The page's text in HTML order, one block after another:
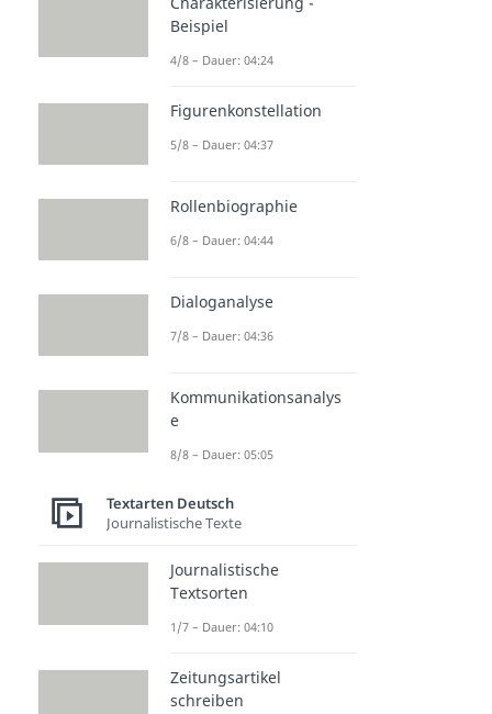
Beispiel
4/8 – Dauer: 04:24
Figurenkonstellation
5/8 – Dauer: 04:37
Rollenbiographie
6/8 – Dauer: 04:44
Dialoganalyse
7/8 – Dauer: 04:36
Kommunikationsanalys
e
8/8 – Dauer: 05:05
Textarten Deutsch
Journalistische Texte
Journalistische
Textsorten
1/7 – Dauer: 04:10
Zeitungsartikel
schreiben